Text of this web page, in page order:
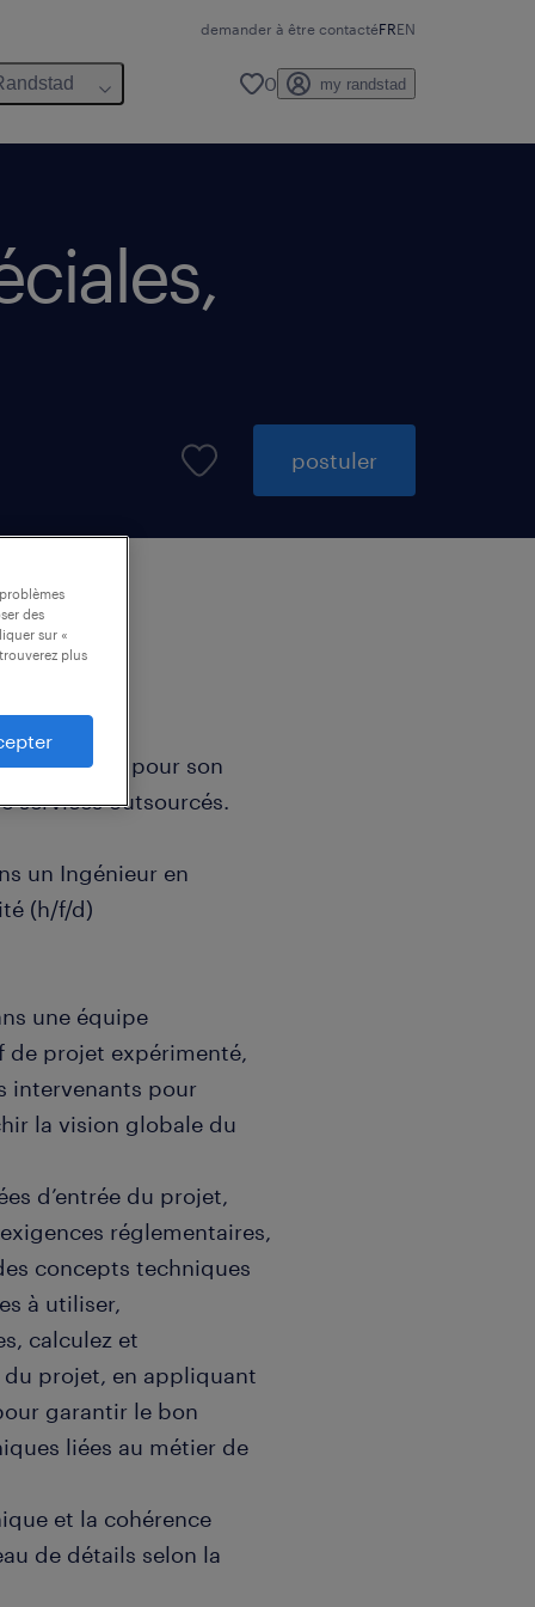
demander à être contactéFREN
0 my randstad
postuler
2014 pour son
services outsourcés.
un Ingénieur en
(h/f/d)
une équipe
de projet expérimenté,
intervenants pour
la vision globale du
d’entrée du projet,
réglementaires,
concepts techniques
à utiliser,
calculez et
projet, en appliquant
garantir le bon
liées au métier de
et la cohérence
de détails selon la
des
sur «
plus